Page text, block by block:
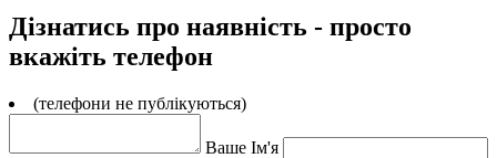
Дізнатись про наявність - просто
вкажіть телефон
(телефони не публікуються)
Ваше Ім'я